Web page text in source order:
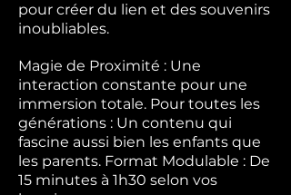
pour créer du lien et des souvenirs
inoubliables.
Magie de Proximité : Une
interaction constante pour une
immersion totale. Pour toutes les
générations : Un contenu qui
fascine aussi bien les enfants que
les parents. Format Modulable : De
15 minutes à 1h30 selon vos